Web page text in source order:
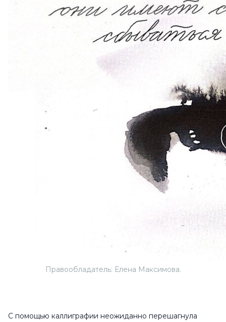
Правообладатель: Елена Максимова.
С помощью каллиграфии неожиданно перешагнула